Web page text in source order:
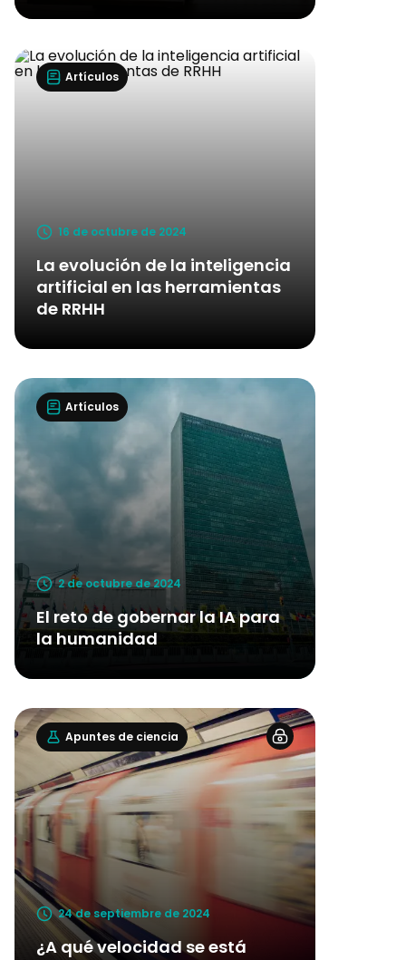
Artículos
16 de octubre de 2024
La evolución de la inteligencia
artificial en las herramientas
de RRHH
Artículos
2 de octubre de 2024
El reto de gobernar la IA para
la humanidad
Apuntes de ciencia
24 de septiembre de 2024
¿A qué velocidad se está